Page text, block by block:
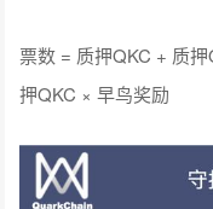
票数 = 质押QKC + 质
押QKC × 早鸟奖励